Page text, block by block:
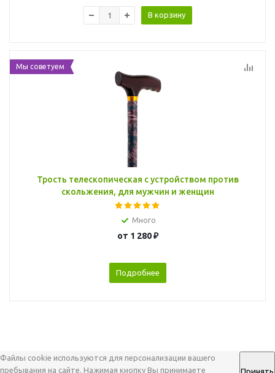
В корзину
Мы советуем
Трость телескопическая с устройством против
скольжения, для мужчин и женщин
Много
от 1 280 ₽
Подробнее
Файлы cookie используются для персонализации вашего
пребывания на сайте. Нажимая кнопку Вы принимаете